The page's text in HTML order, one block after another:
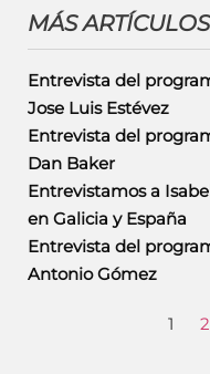
MÁS
Entrevista del
Jose Luis Estévez
Entrevista del
Dan Baker
Entrevistamos a
en Galicia y España
Entrevista del
Antonio Gómez
1 2